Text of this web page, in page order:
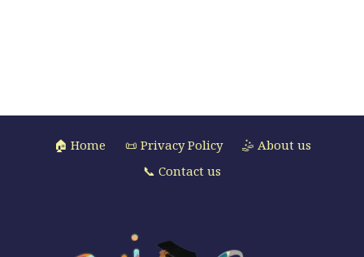
🏠 Home 📜 Privacy Policy
🤹 About us
📞 Contact us